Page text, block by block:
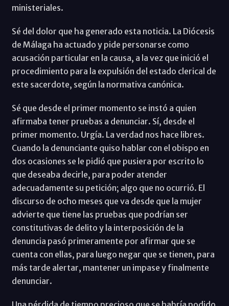
ministeriales.
Sé del dolor que ha generado esta noticia. La Diócesis
de Málaga ha actuado y pide personarse como
acusación particular en la causa, a la vez que inició el
procedimiento para la expulsión del estado clerical de
este sacerdote, según la normativa canónica.
Sé que desde el primer momento se instó a quien
afirmaba tener pruebas a denunciar. Sí, desde el
primer momento. Urgía. La verdad nos hace libres.
Cuando la denunciante quiso hablar con el obispo en
dos ocasiones se le pidió que pusiera por escrito lo
que deseaba decirle, para poder atender
adecuadamente su petición; algo que no ocurrió. El
discurso de ocho meses que va desde que la mujer
advierte que tiene las pruebas que podrían ser
constitutivas de delito y la interposición de la
denuncia pasó primeramente por afirmar que se
cuenta con ellas, para luego negar que se tienen, para
más tarde alertar, mantener un impase y finalmente
denunciar.